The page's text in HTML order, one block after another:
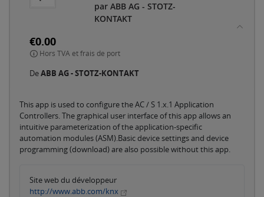
par ABB AG - STOTZ-
KONTAKT
€0.00
Hors TVA et frais de port
DeABB AG - STOTZ-KONTAKT
This app is used to configure the AC / S 1.x.1 Application
Controllers. The graphical user interface of this app allows an
intuitive parameterization of the application-specific
automation modules (ASM).Basic device settings and device
programming (download) are also possible without this app.
Site web du développeur
http://www.abb.com/knx